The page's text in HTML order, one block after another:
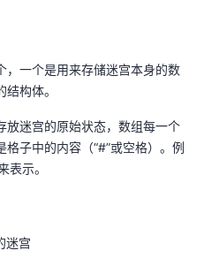
，一个是用来存储迷宫本身的数
构体。
放迷宫的原始状态，数组每一个
格子中的内容（“#”或空格）。例
表示。
迷宫